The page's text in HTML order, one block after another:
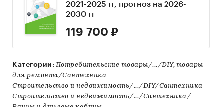
2021-2025 гг, прогноз на 2026-
2030 гг
119 700 ₽
Категории: Потребительские товары/.../DIY, товары
для ремонта/Сантехника
Строительство и недвижимость/.../DIY/Сантехника
Строительство и недвижимость/.../Сантехника/